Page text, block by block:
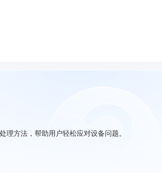
理方法，帮助用户轻松应对设备问题。